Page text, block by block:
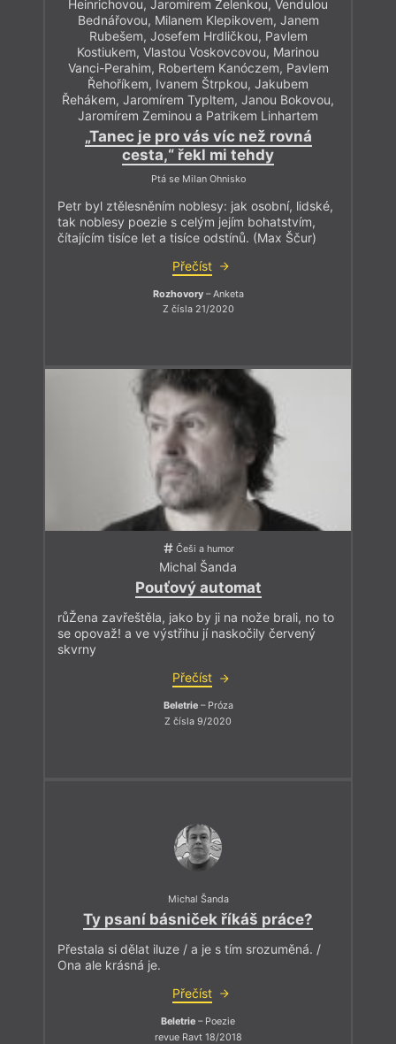
Heinrichovou, Jaromírem Zelenkou, Vendulou
Bednářovou, Milanem Klepikovem, Janem
Rubešem, Josefem Hrdličkou, Pavlem
Kostiukem, Vlastou Voskovcovou, Marinou
Vanci-Perahim, Robertem Kanóczem, Pavlem
Řehoříkem, Ivanem Štrpkou, Jakubem
Řehákem, Jaromírem Typltem, Janou Bokovou,
Jaromírem Zeminou a Patrikem Linhartem
„Tanec je pro vás víc než rovná
cesta,“ řekl mi tehdy
Ptá se Milan Ohnisko
Petr byl ztělesněním noblesy: jak osobní, lidské,
tak noblesy poezie s celým jejím bohatstvím,
čítajícím tisíce let a tisíce odstínů. (Max Ščur)
Přečíst
Rozhovory– Anketa
Z čísla 21/2020
Češi a humor
Michal Šanda
Pouťový automat
růŽena zavřeštěla, jako by ji na nože brali, no to
se opovaž! a ve výstřihu jí naskočily červený
skvrny
Přečíst
Beletrie– Próza
Z čísla 9/2020
Michal Šanda
Ty psaní básniček říkáš práce?
Přestala si dělat iluze / a je s tím srozuměná. /
Ona ale krásná je.
Přečíst
Beletrie – Poezie
revue Ravt 18/2018